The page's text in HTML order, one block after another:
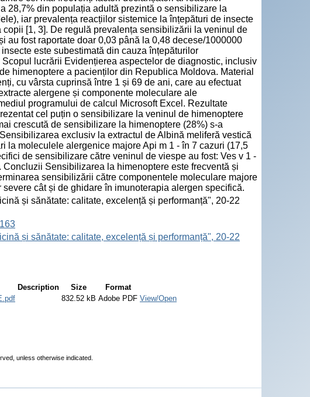
28,7% din populația adultă prezintă o sensibilizare la
iar prevalența reacțiilor sistemice la înțepături de insecte
[1, 3]. De regulă prevalența sensibilizării la veninul de
au fost raportate doar 0,03 până la 0,48 decese/1000000
este subestimată din cauza înțepăturilor
lucrării Evidențierea aspectelor de diagnostic, inclusiv
himenoptere a pacienților din Republica Moldova. Material
cu vârsta cuprinsă între 1 și 69 de ani, care au efectuat
alergene și componente moleculare ale
programului de calcul Microsoft Excel. Rezultate
cel puțin o sensibilizare la veninul de himenoptere
crescută de sensibilizare la himenoptere (28%) s-a
exclusiv la extractul de Albină meliferă vestică
la moleculele alergenice majore Api m 1 - în 7 cazuri (17,5
de sensibilizare către veninul de viespe au fost: Ves v 1 -
Sensibilizarea la himenoptere este frecventă și
sensibilizării către componentele moleculare majore
cât și de ghidare în imunoterapia alergen specifică.
și sănătate: calitate, excelență și performanță", 20-22
și sănătate: calitate, excelență și performanță", 20-22
Description Size
Format
832.52 kB Adobe PDF View/Open
unless otherwise indicated.